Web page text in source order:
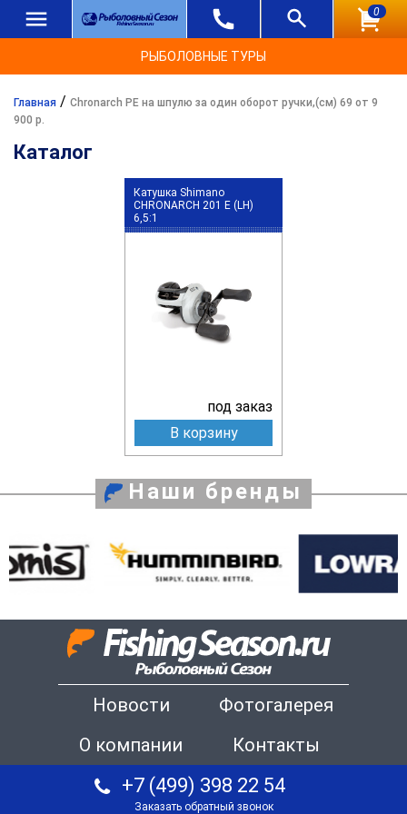
0
РЫБОЛОВНЫЕ ТУРЫ
Главная / Chronarch PE на шпулю за один оборот ручки,(см) 69 от 9
900 р.
Каталог
Катушка Shimano
CHRONARCH 201 E (LH)
6,5:1
под заказ
В корзину
Наши бренды
Новости
Фотогалерея
О компании
Контакты
+7 (499) 398 22 54
Заказать обратный звонок